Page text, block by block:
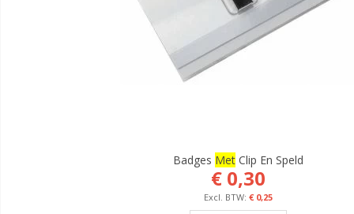
Badges Met Clip En Speld
€ 0,30
€ 0,25